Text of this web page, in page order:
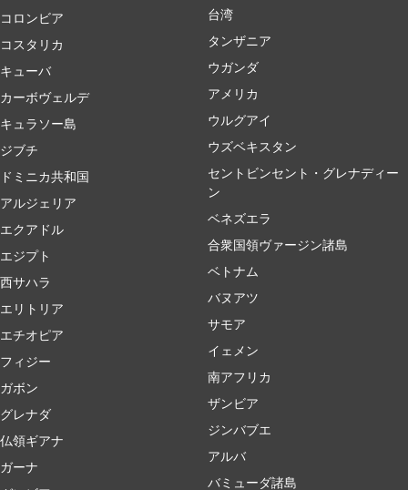
コロンビア
コスタリカ
キューバ
カーボヴェルデ
キュラソー島
ジブチ
ドミニカ共和国
アルジェリア
エクアドル
エジプト
西サハラ
エリトリア
エチオピア
フィジー
ガボン
グレナダ
仏領ギアナ
ガーナ
台湾
タンザニア
ウガンダ
アメリカ
ウルグアイ
ウズベキスタン
セントビンセント・グレナディー
ン
ベネズエラ
合衆国領ヴァージン諸島
ベトナム
バヌアツ
サモア
イェメン
南アフリカ
ザンビア
ジンバブエ
アルバ
バミューダ諸島